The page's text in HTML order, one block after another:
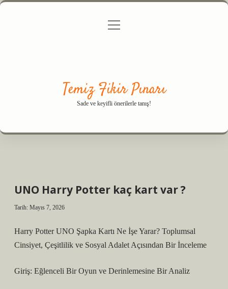
Gizlilik Politikası
menüyü
Temiz Fikir Pınarı
Sade ve keyifli önerilerle tanış!
UNO Harry Potter kaç kart var ?
Tarih: Mayıs 7, 2026
Harry Potter UNO Şapka Kartı Ne İşe Yarar? Toplumsal
Cinsiyet, Çeşitlilik ve Sosyal Adalet Açısından Bir İnceleme
Giriş: Eğlenceli Bir Oyun ve Derinlemesine Bir Analiz